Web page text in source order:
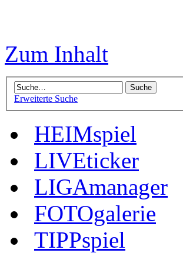
Zum Inhalt
Erweiterte Suche
HEIMspiel
LIVEticker
LIGAmanager
FOTOgalerie
TIPPspiel